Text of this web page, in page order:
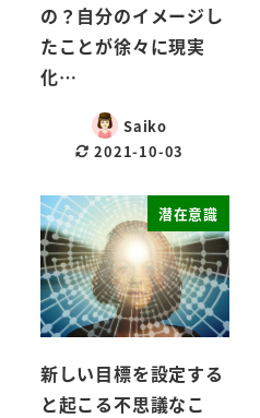
の？自分のイメージし
たことが徐々に現実
化…
Saiko
2021-10-03
潜在意識
新しい目標を設定する
と起こる不思議なこ